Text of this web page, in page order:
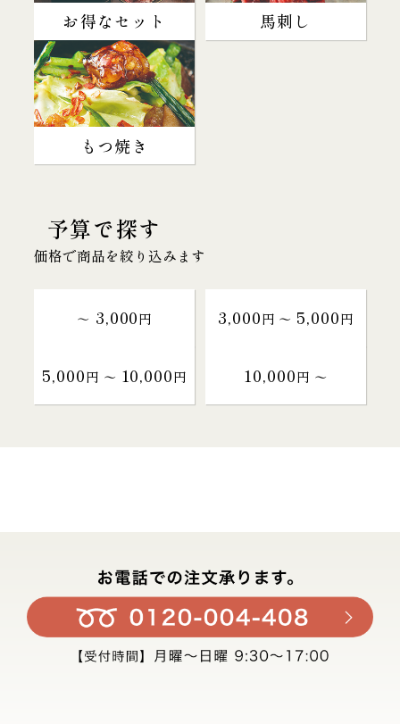
お得なセット 馬刺し
もつ焼き
予算で探す
価格で商品を絞り込みます
～ 3,000円 3,000円 〜 5,000円
5,000円 〜 10,000円 10,000円 〜